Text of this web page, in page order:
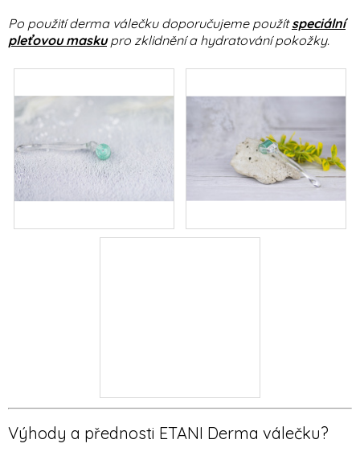
Po použití derma válečku doporučujeme použítspeciální
pleťovou maskupro zklidnění a hydratování pokožky.
Výhody a přednosti ETANI Derma válečku?